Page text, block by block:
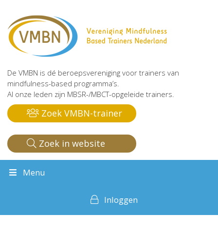
De VMBN is dé beroepsvereniging voor trainers van
mindfulness-based programma’s.
Al onze leden zijn MBSR-/MBCT-opgeleide trainers.
Zoek VMBN-trainer
Zoek in website
Menu
Inloggen